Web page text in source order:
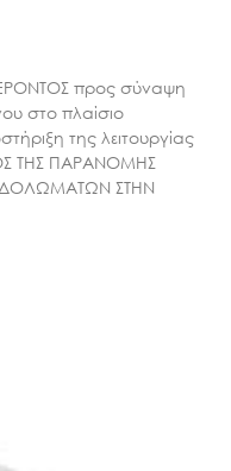
προς σύναψη
στο πλαίσιο
της λειτουργίας
ΤΗΣ ΠΑΡΑΝΟΜΗΣ
ΣΤΗΝ